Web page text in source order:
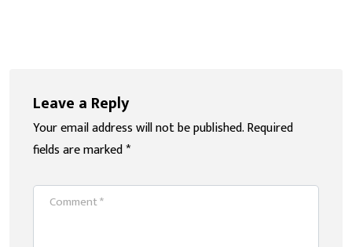
Leave a Reply
Your email address will not be published.Required
fields are marked*